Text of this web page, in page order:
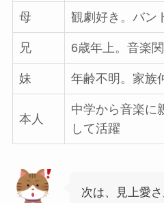
母 観劇好き。バン
兄 6歳年上。音楽
妹 年齢不明。家族
本人
中学から音楽に
して活躍
次は、見上愛